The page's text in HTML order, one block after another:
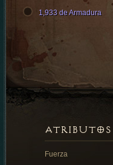
1,933 de Armadura
ATRIBUTOS
Fuerza